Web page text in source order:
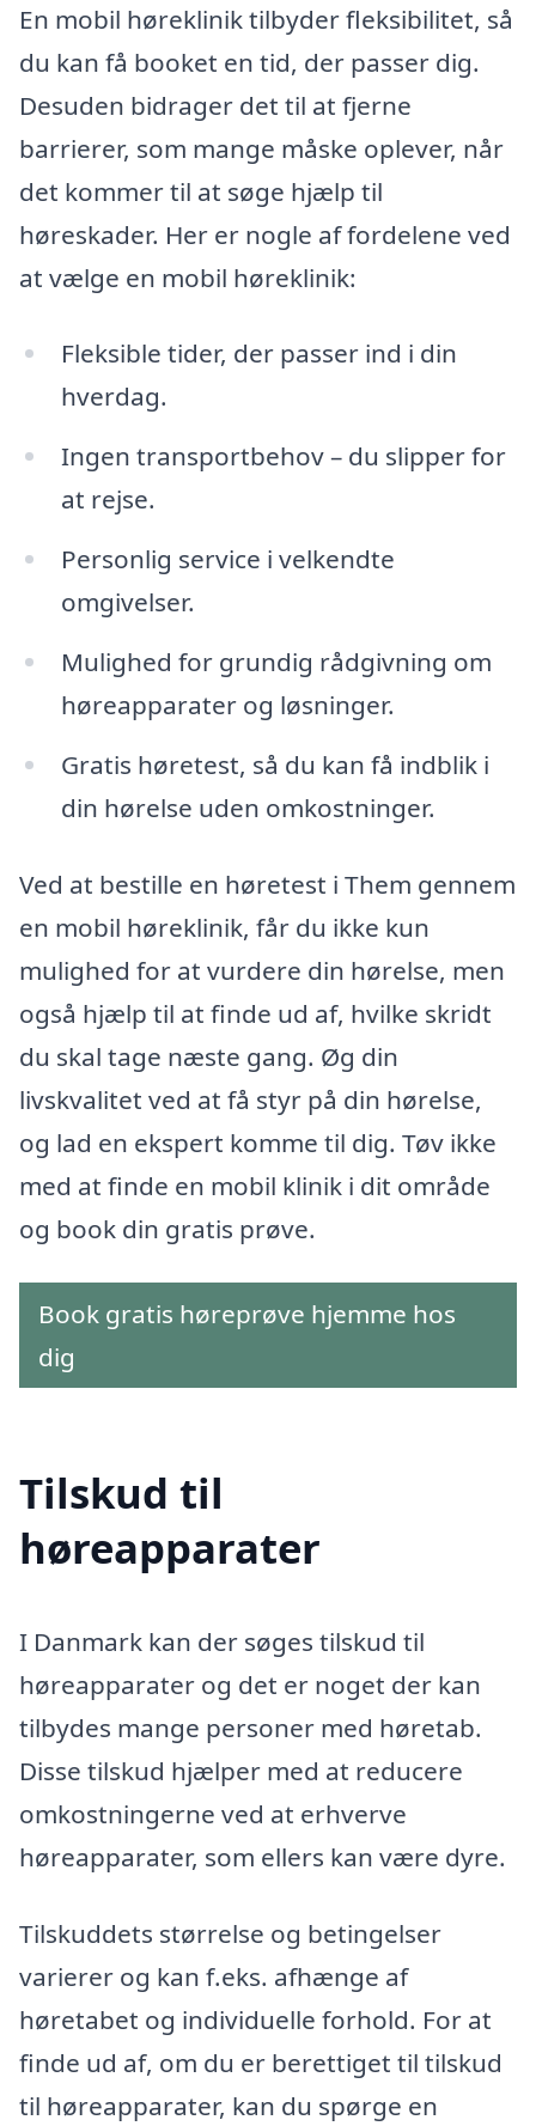
En mobil høreklinik tilbyder fleksibilitet, så
du kan få booket en tid, der passer dig.
Desuden bidrager det til at fjerne
barrierer, som mange måske oplever, når
det kommer til at søge hjælp til
høreskader. Her er nogle af fordelene ved
at vælge en mobil høreklinik:
Fleksible tider, der passer ind i din
hverdag.
Ingen transportbehov – du slipper for
at rejse.
Personlig service i velkendte
omgivelser.
Mulighed for grundig rådgivning om
høreapparater og løsninger.
Gratis høretest, så du kan få indblik i
din hørelse uden omkostninger.
Ved at bestille en høretest i Them gennem
en mobil høreklinik, får du ikke kun
mulighed for at vurdere din hørelse, men
også hjælp til at finde ud af, hvilke skridt
du skal tage næste gang. Øg din
livskvalitet ved at få styr på din hørelse,
og lad en ekspert komme til dig. Tøv ikke
med at finde en mobil klinik i dit område
og book din gratis prøve.
Book gratis høreprøve hjemme hos
dig
Tilskud til
høreapparater
I Danmark kan der søges tilskud til
høreapparater og det er noget der kan
tilbydes mange personer med høretab.
Disse tilskud hjælper med at reducere
omkostningerne ved at erhverve
høreapparater, som ellers kan være dyre.
Tilskuddets størrelse og betingelser
varierer og kan f.eks. afhænge af
høretabet og individuelle forhold. For at
finde ud af, om du er berettiget til tilskud
til høreapparater, kan du spørge en